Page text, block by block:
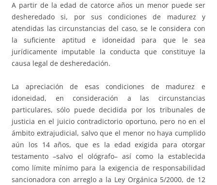
A partir de la edad de catorce años un menor puede ser
desheredado si, por sus condiciones de madurez y
atendidas las circunstancias del caso, se le considera con
la suficiente aptitud e idoneidad para que le sea
jurídicamente imputable la conducta que constituye la
causa legal de desheredación.
La apreciación de esas condiciones de madurez e
idoneidad, en consideración a las circunstancias
particulares, sólo puede decidida por los tribunales de
justicia en el juicio contradictorio oportuno, pero no en el
ámbito extrajudicial, salvo que el menor no haya cumplido
aún los 14 años, que es la edad exigida para otorgar
testamento –salvo el ológrafo– así como la establecida
como límite mínimo para la exigencia de responsabilidad
sancionadora con arreglo a la Ley Orgánica 5/2000, de 12